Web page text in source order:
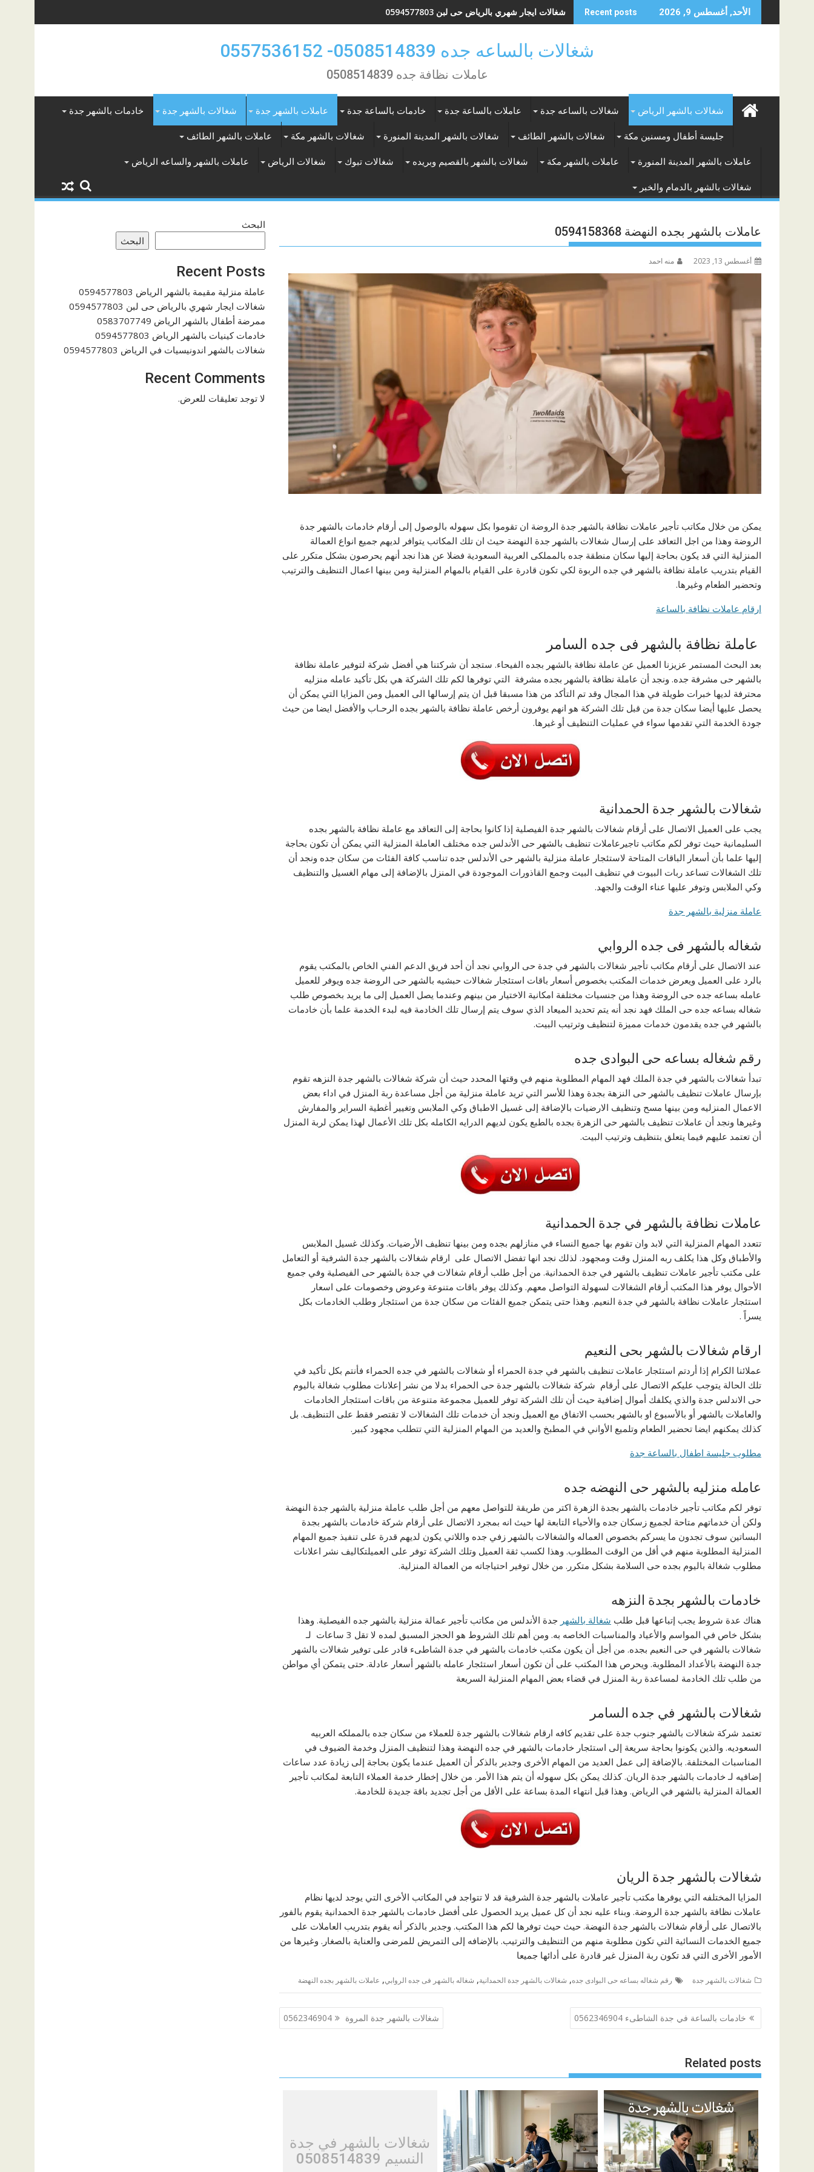
to
الأحد, أغسطس 9, 2026 Recent posts شغالات ايجار شهري بالرياض حى لبن 0594577803
شغالات بالساعه جده 0508514839- 0557536152
عاملات نظافة جده 0508514839
شغالات بالشهر الرياض شغالات بالساعه جدة عاملات بالساعة جدة خادمات بالساعة جدة عاملات بالشهر جدة شغالات بالشهر جدة خادمات بالشهر جدة
جليسة أطفال ومسنين مكة شغالات بالشهر الطائف شغالات بالشهر المدينة المنورة شغالات بالشهر مكة عاملات بالشهر الطائف
عاملات بالشهر المدينة المنورة عاملات بالشهر مكة شغالات بالشهر بالقصيم وبريده شغالات تبوك شغالات الرياض عاملات بالشهر والساعه الرياض
شغالات بالشهر بالدمام والخبر
عاملات بالشهر بجده النهضة 0594158368
أغسطس 13, 2023 منه احمد
يمكن من خلال مكاتب تأجير عاملات نظافة بالشهر جدة الروضة ان تقوموا بكل سهوله بالوصول إلى أرقام خادمات بالشهر جدة
الروضة وهذا من اجل التعاقد على إرسال شغالات بالشهر جدة النهضة حيث ان تلك المكاتب يتوافر لديهم جميع انواع العمالة
المنزلية التي قد يكون بحاجة إليها سكان منطقة جده بالمملكى العربية السعودية فضلا عن هذا نجد أنهم يحرصون بشكل متكرر على
القيام بتدريب عاملة نظافة بالشهر في جده الربوة لكي تكون قادرة على القيام بالمهام المنزلية ومن بينها اعمال التنظيف والترتيب
وتحضير الطعام وغيرها.
ارقام عاملات نظافة بالساعة
عاملة نظافة بالشهر فى جده السامر
بعد البحث المستمر عزيزنا العميل عن عاملة نظافة بالشهر بجده الفيحاء. ستجد أن شركتنا هي أفضل شركة لتوفير عاملة نظافة
بالشهر حى مشرفة جده. ونجد أن عاملة نظافة بالشهر بجده مشرفة التي توفرها لكم تلك الشركة هي بكل تأكيد عامله منزليه
محترفة لديها خبرات طويلة في هذا المجال وقد تم التأكد من هذا مسبقا قبل ان يتم إرسالها الى العميل ومن المزايا التي يمكن أن
يحصل عليها أيضا سكان جدة من قبل تلك الشركة هو انهم يوفرون أرخص عاملة نظافة بالشهر بجده الرحـاب والأفضل ايضا من حيث
جودة الخدمة التي تقدمها سواء في عمليات التنظيف أو غيرها.
شغالات بالشهر جدة الحمدانية
يجب على العميل الاتصال على أرقام شغالات بالشهر جدة الفيصلية إذا كانوا بحاجة إلى التعاقد مع عاملة نظافة بالشهر بجده
السليمانية حيث توفر لكم مكاتب تاجيرعاملات تنظيف بالشهر حى الأندلس جده مختلف العاملة المنزلية التي يمكن أن تكون بحاجة
إليها علما بأن أسعار الباقات المتاحة لاستئجار عاملة منزلية بالشهر حى الأندلس جده تناسب كافة الفئات من سكان جده ونجد أن
تلك الشغالات تساعد ربات البيوت في تنظيف البيت وجمع القاذورات الموجودة في المنزل بالإضافة إلى مهام الغسيل والتنظيف
وكي الملابس وتوفر عليها عناء الوقت والجهد.
عاملة منزلية بالشهر جدة
شغاله بالشهر فى جده الروابي
عند الاتصال على أرقام مكاتب تأجير شغالات بالشهر في جدة حى الروابي نجد أن أحد فريق الدعم الفني الخاص بالمكتب يقوم
بالرد على العميل ويعرض خدمات المكتب بخصوص أسعار باقات استئجار شغالات حبشيه بالشهر حى الروضة جده ويوفر للعميل
عامله بساعه جده حى الروضة وهذا من جنسيات مختلفة امكانية الاختيار من بينهم وعندما يصل العميل إلى ما يريد بخصوص طلب
شغاله بساعه جده حى الملك فهد نجد أنه يتم تحديد الميعاد الذي سوف يتم إرسال تلك الخادمة فيه لبدء الخدمة علما بأن خادمات
بالشهر في جده يقدمون خدمات مميزة لتنظيف وترتيب البيت.
رقم شغاله بساعه حى البوادى جده
تبدأ شغالات بالشهر في جدة الملك فهد المهام المطلوبة منهم في وقتها المحدد حيث أن شركة شغالات بالشهر جدة النزهه تقوم
بإرسال عاملات تنظيف بالشهر حى النزهة بجدة وهذا للأسر التي تريد عاملة منزلية من أجل مساعدة ربة المنزل في اداء بعض
الاعمال المنزليه ومن بينها مسح وتنظيف الارضيات بالإضافة إلى غسيل الاطباق وكي الملابس وتغيير أغطية السراير والمفارش
وغيرها ونجد أن عاملات تنظيف بالشهر حى الزهرة بجده بالطبع يكون لديهم الدرايه الكامله بكل تلك الأعمال لهذا يمكن لربة المنزل
أن تعتمد عليهم فيما يتعلق بتنظيف وترتيب البيت.
عاملات نظافة بالشهر في جدة الحمدانية
تتعدد المهام المنزلية التي لابد وان تقوم بها جميع النساء في منازلهم بجده ومن بينها تنظيف الأرضيات. وكذلك غسيل الملابس
والأطباق وكل هذا يكلف ربه المنزل وقت ومجهود. لذلك نجد انها تفضل الاتصال على ارقام شغالات بالشهر جدة الشرفية أو التعامل
على مكتب تأجير عاملات تنظيف بالشهر في جدة الحمدانية. من أجل طلب أرقام شغالات في جدة بالشهر حى الفيصلية وفي جميع
الأحوال يوفر هذا المكتب أرقام الشغالات لسهولة التواصل معهم. وكذلك يوفر باقات متنوعة وعروض وخصومات على اسعار
استئجار عاملات نظافة بالشهر في جدة النعيم. وهذا حتى يتمكن جميع الفئات من سكان جدة من استئجار وطلب الخادمات بكل
يسراً .
ارقام شغالات بالشهر بحى النعيم
عملائنا الكرام إذا أردتم استئجار عاملات تنظيف بالشهر في جدة الحمراء أو شغالات بالشهر في جده الحمراء فأنتم بكل تأكيد في
تلك الحالة يتوجب عليكم الاتصال على أرقام شركة شغالات بالشهر جدة حى الحمراء بدلا من نشر إعلانات مطلوب شغالة باليوم
حى الاندلس جدة والذي يكلفك أموال إضافية حيث أن تلك الشركة توفر للعميل مجموعة متنوعة من باقات استئجار الخادمات
والعاملات بالشهر أو بالأسبوع او بالشهر بحسب الاتفاق مع العميل ونجد أن خدمات تلك الشغالات لا تقتصر فقط على التنظيف. بل
كذلك يمكنهم ايضا تحضير الطعام وتلميع الأواني في المطبخ والعديد من المهام المنزلية التي تتطلب مجهود كبير.
مطلوب جليسة اطفال بالساعة جدة
عامله منزليه بالشهر حى النهضه جده
توفر لكم مكاتب تأجير خادمات بالشهر بجدة الزهرة اكتر من طريقة للتواصل معهم من أجل طلب عاملة منزلية بالشهر جدة النهضة
ولكن أن خدماتهم متاحة لجميع زسكان جده والأحياء التابعة لها حيث انه بمجرد الاتصال على أرقام شركة خادمات بالشهر بجدة
البساتين سوف تجدون ما يسركم بخصوص العماله والشغالات بالشهر زفي جده واللاتي يكون لديهم قدرة على تنفيذ جميع المهام
المنزلية المطلوبة منهم في أقل من الوقت المطلوب. وهذا لكسب ثقة العميل وتلك الشركة توفر على العميلتكاليف نشر اعلانات
مطلوب شغالة باليوم بجده حى السلامة بشكل متكرر. من خلال توفير احتياجاته من العمالة المنزلية.
خادمات بالشهر بجدة النزهه
هناك عدة شروط يجب إتباعها قبل طلب شغالة بالشهر جدة الأندلس من مكاتب تأجير عمالة منزلية بالشهر جده الفيصلية. وهذا
بشكل خاص في المواسم والأعياد والمناسبات الخاصه به. ومن أهم تلك الشروط هو الحجز المسبق لمده لا تقل 3 ساعات لـ
شغالات بالشهر في حى النعيم بجده. من أجل أن يكون مكتب خادمات بالشهر في جدة الشاطىء قادر على توفير شغالات بالشهر
جدة النهضة بالأعداد المطلوبة. ويحرص هذا المكتب على أن تكون أسعار استئجار عامله بالشهر أسعار عادلة. حتى يتمكن أي مواطن
من طلب تلك الخادمة لمساعدة ربة المنزل في قضاء بعض المهام المنزلية السريعة
شغالات بالشهر في جده السامر
تعتمد شركة شغالات بالشهر جنوب جدة على تقديم كافه ارقام شغالات بالشهر جدة للعملاء من سكان جده بالمملكه العربيه
السعوديه. والذين يكونوا بحاجة سريعة إلى استئجار خادمات بالشهر في جده النهضة وهذا لتنظيف المنزل وخدمة الضيوف في
المناسبات المختلفة. بالإضافة إلى عمل العديد من المهام الأخرى وجدير بالذكر أن العميل عندما يكون بحاجة إلى زيادة عدد ساعات
إضافيه لـ خادمات بالشهر جدة الريان. كذلك يمكن بكل سهوله أن يتم هذا الأمر. من خلال إخطار خدمة العملاء التابعة لمكاتب تأجير
العمالة المنزلية بالشهر في الرياض. وهذا قبل انتهاء المدة بساعة على الأقل من أجل تجديد باقة جديدة للخادمة.
شغالات بالشهر جدة الريان
المزايا المختلفه التي يوفرها مكتب تأجير عاملات بالشهر جدة الشرفية قد لا تتواجد في المكاتب الأخرى التي يوجد لديها نظام
عاملات نظافة بالشهر جدة الروضة. وبناء عليه نجد أن كل عميل يريد الحصول على أفضل خادمات بالشهر جدة الحمدانية يقوم بالفور
بالاتصال على أرقام شغالات بالشهر جدة النهضة. حيث حيث توفرها لكم هذا المكتب. وجدير بالذكر أنه يقوم بتدريب العاملات على
جميع الخدمات النسائية التي تكون مطلوبة منهم من التنظيف والترتيب. بالإضافه إلى التمريض للمرضى والعناية بالصغار. وغيرها من
الأمور الأخرى التي قد تكون ربة المنزل غير قادرة على أدائها جميعا
شغالات بالشهر جدة رقم شغاله بساعه حى البوادى جده, شغالات بالشهر جدة الحمدانية, شغاله بالشهر فى جده الروابي, عاملات بالشهر بجده النهضة
تصفّح
المقالات
خادمات بالساعة في جدة الشاطىء 0562346904 شغالات بالشهر جدة المروة 0562346904
Related posts
شغالات بالشهر في جدة
النسيم 0508514839
البحث
البحث
Recent Posts
عاملة منزلية مقيمة بالشهر الرياض 0594577803
شغالات ايجار شهري بالرياض حى لبن 0594577803
ممرضة أطفال بالشهر الرياض 0583707749
خادمات كينيات بالشهر الرياض 0594577803
شغالات بالشهر اندونيسيات في الرياض 0594577803
Recent Comments
لا توجد تعليقات للعرض.